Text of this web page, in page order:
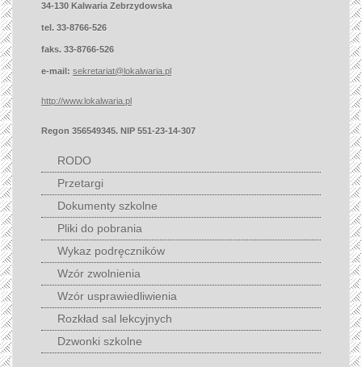
34-130 Kalwaria Zebrzydowska
tel. 33-8766-526
faks. 33-8766-526
e-mail: sekretariat@lokalwaria.pl
http://www.lokalwaria.pl
Regon 356549345. NIP 551-23-14-307
RODO
Przetargi
Dokumenty szkolne
Pliki do pobrania
Wykaz podręczników
Wzór zwolnienia
Wzór usprawiedliwienia
Rozkład sal lekcyjnych
Dzwonki szkolne